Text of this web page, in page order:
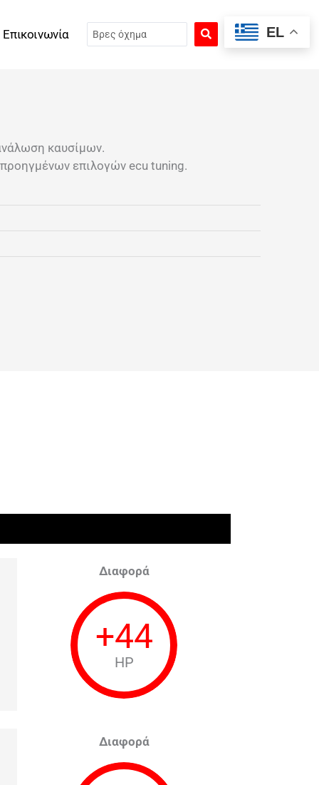
Επικοινωνία
Search
...
EL
καυσίμων.
επιλογών ecu tuning.
Διαφορά
+44
HP
Διαφορά